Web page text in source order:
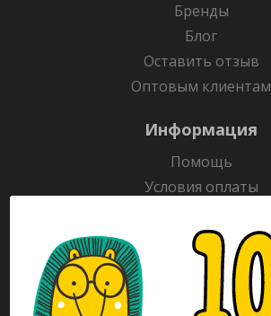
Бренды
Блог
Оставить отзыв
Оптовым клиентам
Информация
Помощь
Условия оплаты
Гарантия на товар
Раскраски
Рекламодателям